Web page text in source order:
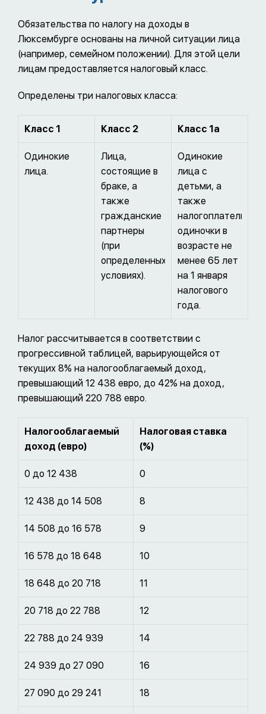
Обязательства по налогу на доходы в
Люксембурге основаны на личной ситуации лица
(например, семейном положении). Для этой цели
лицам предоставляется налоговый класс.
Определены три налоговых класса:
Класс 1 Класс 2 Класс 1a
Одинокие
лица.
Лица,
состоящие в
браке, а
также
гражданские
партнеры
(при
определенных
условиях).
Одинокие
лица с
детьми, а
также
одиночки в
возрасте не
менее 65 лет
на 1 января
налогового
года.
Налог рассчитывается в соответствии с
прогрессивной таблицей, варьирующейся от
текущих 8% на налогооблагаемый доход,
превышающий 12 438 евро, до 42% на доход,
превышающий 220 788 евро.
Налогооблагаемый
доход (евро)
Налоговая ставка
(%)
0 до 12 438 0
12 438 до 14 508 8
14 508 до 16 578 9
16 578 до 18 648 10
18 648 до 20 718 11
20 718 до 22 788 12
22 788 до 24 939 14
24 939 до 27 090 16
27 090 до 29 241 18